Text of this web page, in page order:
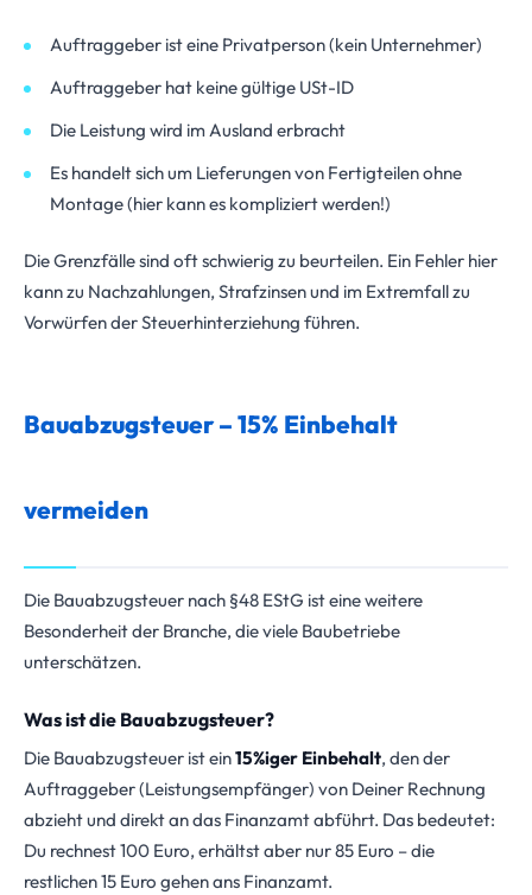
Auftraggeber ist eine Privatperson (kein Unternehmer)
Auftraggeber hat keine gültige USt-ID
Die Leistung wird im Ausland erbracht
Es handelt sich um Lieferungen von Fertigteilen ohne
Montage (hier kann es kompliziert werden!)
Die Grenzfälle sind oft schwierig zu beurteilen. Ein Fehler hier
kann zu Nachzahlungen, Strafzinsen und im Extremfall zu
Vorwürfen der Steuerhinterziehung führen.
Bauabzugsteuer – 15% Einbehalt
vermeiden
Die Bauabzugsteuer nach §48 EStG ist eine weitere
Besonderheit der Branche, die viele Baubetriebe
unterschätzen.
Was ist die Bauabzugsteuer?
Die Bauabzugsteuer ist ein15%iger Einbehalt, den der
Auftraggeber (Leistungsempfänger) von Deiner Rechnung
abzieht und direkt an das Finanzamt abführt. Das bedeutet:
Du rechnest 100 Euro, erhältst aber nur 85 Euro – die
restlichen 15 Euro gehen ans Finanzamt.